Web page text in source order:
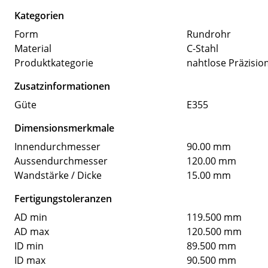
Kategorien
Form
Rundrohr
Material
C-Stahl
Produktkategorie
nahtlose
Zusatzinformationen
Güte
E355
Dimensionsmerkmale
Innendurchmesser
90.00 mm
Aussendurchmesser
120.00 mm
Wandstärke / Dicke
15.00 mm
Fertigungstoleranzen
AD min
119.500 mm
AD max
120.500 mm
ID min
89.500 mm
ID max
90.500 mm